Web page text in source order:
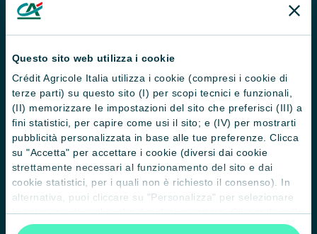
Questo sito web utilizza i cookie
Crédit Agricole Italia utilizza i cookie (compresi i cookie di
terze parti) su questo sito (I) per scopi tecnici e funzionali,
(II) memorizzare le impostazioni del sito che preferisci (III) a
fini statistici, per capire come usi il sito; e (IV) per mostrarti
pubblicità personalizzata in base alle tue preferenze. Clicca
su "Accetta" per accettare i cookie (diversi dai cookie
strettamente necessari al funzionamento del sito e dai
cookie statistici, per i quali non è richiesto il consenso). In
alternativa, puoi cliccare su "Personalizza" per selezionare
le categorie di cookie che desideri accettare. Cliccando sulla
“X” le impostazioni predefinite vengono lasciate invariate e
Servizi e pagamenti digitali
News e Magazine
Guide
Normative
Disconoscimento operazioni
Informative
Informativa sulla sostenibilità nel settore dei servizi finanziari
Informativa sulla presa in considerazione dei PAI